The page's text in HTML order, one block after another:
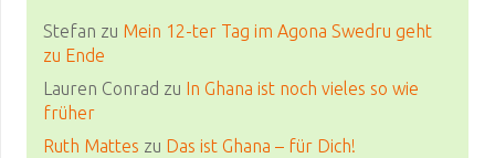
Stefan zu Mein 12-ter Tag im Agona Swedru geht
zu Ende
Lauren Conrad zu In Ghana ist noch vieles so wie
früher
Ruth Mattes zu Das ist Ghana – für Dich!